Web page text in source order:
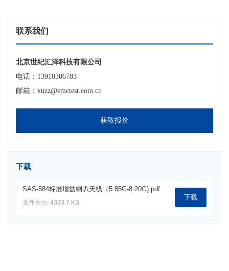
联系我们
北京世纪汇泽科技有限公司
电话：13910306783
邮箱：xuzz@emctest.com.cn
获取报价
下载
SAS-584标准增益喇叭天线（5.85G-8.20G).pdf
文件大小: 4333.7 KB
下载